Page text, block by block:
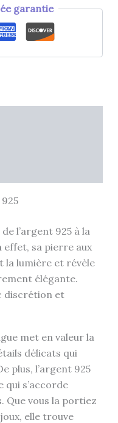
garantie
l’argent 925 à la
effet, sa pierre aux
la lumière et révèle
élégante.
discrétion et
met en valeur la
délicats qui
plus, l’argent 925
s’accorde
Que vous la portiez
elle trouve